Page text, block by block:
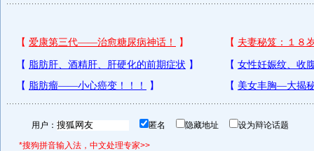
用户： 匿名 隐藏地址 设为辩论话题
*搜狗拼音输入法，中文处理专家>>